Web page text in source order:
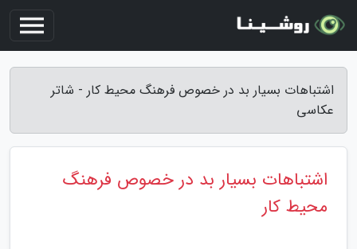
اشتباهات بسیار بد در خصوص فرهنگ محیط کار - شاتر
عکاسی
اشتباهات بسیار بد در خصوص فرهنگ
محیط کار